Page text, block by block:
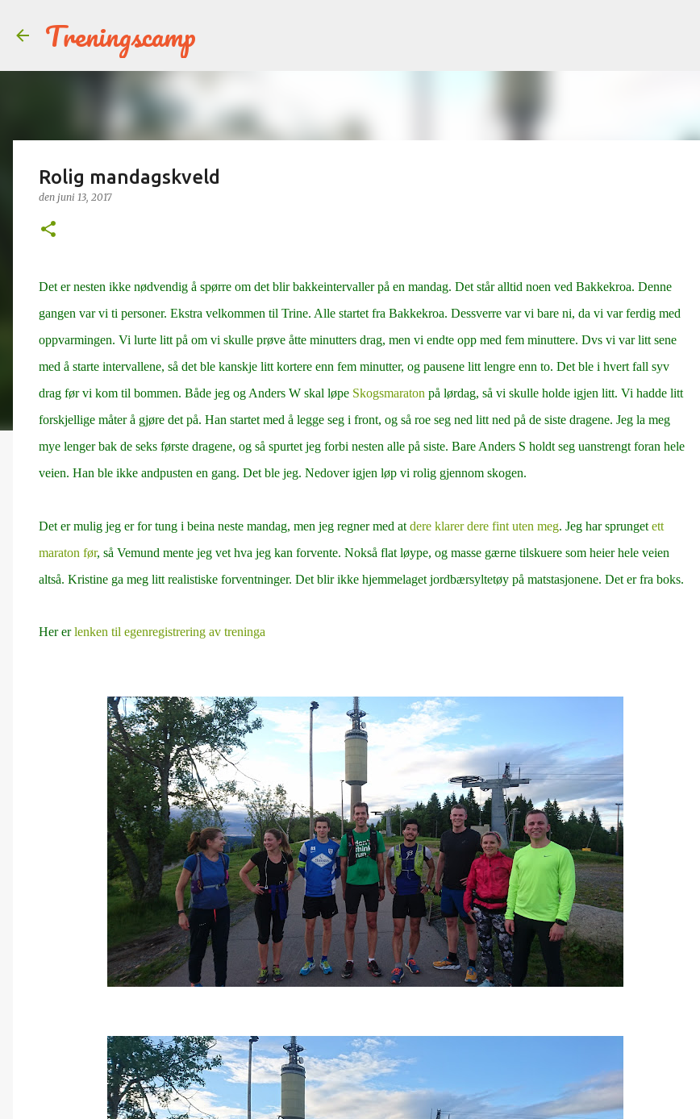
Treningscamp
Rolig mandagskveld
den juni 13, 2017
Det er nesten ikke nødvendig å spørre om det blir bakkeintervaller på en mandag. Det står alltid noen ved Bakkekroa. Denne
gangen var vi ti personer. Ekstra velkommen til Trine. Alle startet fra Bakkekroa. Dessverre var vi bare ni, da vi var ferdig med
oppvarmingen. Vi lurte litt på om vi skulle prøve åtte minutters drag, men vi endte opp med fem minuttere. Dvs vi var litt sene
med å starte intervallene, så det ble kanskje litt kortere enn fem minutter, og pausene litt lengre enn to. Det ble i hvert fall syv
drag før vi kom til bommen. Både jeg og Anders W skal løpe Skogsmaraton på lørdag, så vi skulle holde igjen litt. Vi hadde litt
forskjellige måter å gjøre det på. Han startet med å legge seg i front, og så roe seg ned litt ned på de siste dragene. Jeg la meg
mye lenger bak de seks første dragene, og så spurtet jeg forbi nesten alle på siste. Bare Anders S holdt seg uanstrengt foran hele
veien. Han ble ikke andpusten en gang. Det ble jeg. Nedover igjen løp vi rolig gjennom skogen.
Det er mulig jeg er for tung i beina neste mandag, men jeg regner med at dere klarer dere fint uten meg. Jeg har sprunget ett
maraton før, så Vemund mente jeg vet hva jeg kan forvente. Nokså flat løype, og masse gærne tilskuere som heier hele veien
altså. Kristine ga meg litt realistiske forventninger. Det blir ikke hjemmelaget jordbærsyltetøy på matstasjonene. Det er fra boks.
Her erlenken til egenregistrering av treninga